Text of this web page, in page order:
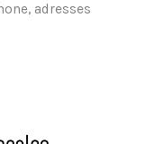
adresses